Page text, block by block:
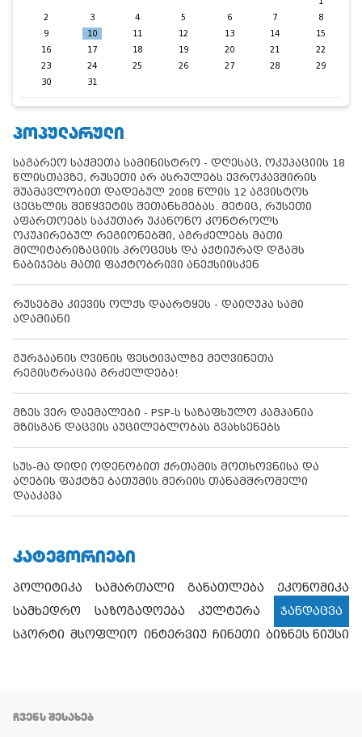
2
3 4 5 6 7
8
9
10 11 12 13 14
15
16
17 18 19 20 21
22
23
24 25 26 27 28
29
30
31
ᲞᲝᲞᲣᲚᲐᲠᲣᲚᲘ
საგარეო საქმეთა სამინისტრო - დღესაც, ოკუპაციის 18
წლისთავზე, რუსეთი არ ასრულებს ევროკავშირის
შუამავლობით დადებულ 2008 წლის 12 აგვისტოს
ცეცხლის შეწყვეტის შეთანხმებას. მეტიც, რუსეთი
აფართოებს საკუთარ უკანონო კონტროლს
ოკუპირებულ რეგიონებში, აგრძელებს მათი
მილიტარიზაციის პროცესს და აქტიურად დგამს
ნაბიჯებს მათი ფაქტობრივი ანექსიისკენ
რუსებმა კიევის ოლქს დაარტყეს - დაიღუპა სამი
ადამიანი
გურჯაანის ღვინის ფესტივალზე მეღვინეთა
რეგისტრაცია გრძელდება!
მზეს ვერ დაემალები - PSP-ს საზაფხულო კამპანია
მზისგან დაცვის აუცილებლობას გვახსენებს
სუს-მა დიდი ოდენობით ქრთამის მოთხოვნისა და
აღების ფაქტზე ბათუმის მერიის თანამშრომელი
დააკავა
ᲙᲐᲢᲔᲒᲝᲠᲘᲔᲑᲘ
პოლიტიკა სამართალი განათლება
ეკონომიკა
სამხედრო
საზოგადოება კულტურა
ჯანდაცვა
სპორტი მსოფლიო ინტერვიუ ჩინეთი ბიზნეს ნიუსი
ᲩᲕᲔᲜᲡ ᲨᲔᲡᲐᲮᲔᲑ